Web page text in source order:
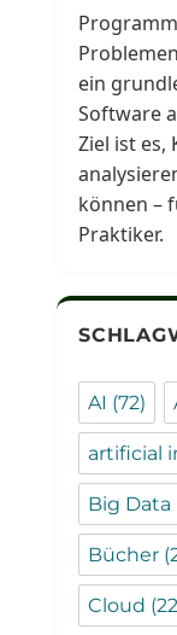
ein
Software
Ziel ist es,
können –
Praktiker.
AI (72)
artificial
Big Data
Bücher
Cloud